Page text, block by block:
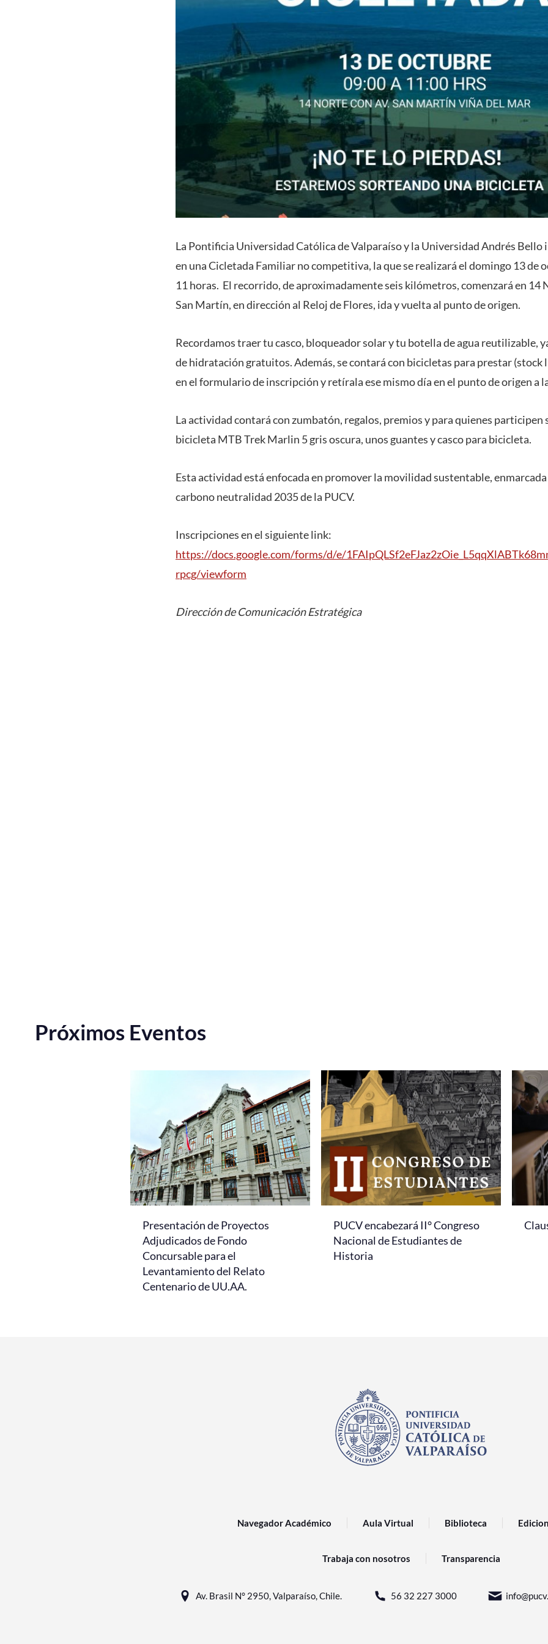
La Pontificia Universidad Católica de Valparaíso y la Universidad Andrés
en una Cicletada Familiar no competitiva, la que se realizará el domingo 13 de
11 horas. El recorrido, de aproximadamente seis kilómetros, comenzará en 14
San Martín, en dirección al Reloj de Flores, ida y vuelta al punto de origen.
Recordamos traer tu casco, bloqueador solar y tu botella de agua reutilizable,
de hidratación gratuitos. Además, se contará con bicicletas para prestar
en el formulario de inscripción y retírala ese mismo día en el punto de origen a
La actividad contará con zumbatón, regalos, premios y para quienes participen
bicicleta MTB Trek Marlin 5 gris oscura, unos guantes y casco para bicicleta.
Esta actividad está enfocada en promover la movilidad sustentable,
carbono neutralidad 2035 de la PUCV.
Inscripciones en el siguiente link:
https://docs.google.com/forms/d/e/
rpcg/viewform
Dirección de Comunicación Estratégica
Próximos Eventos
Presentación de Proyectos
Adjudicados de Fondo
Concursable para el
Levantamiento del Relato
Centenario de UU.AA.
PUCV encabezará II° Congreso
Nacional de Estudiantes de
Historia
Navegador Académico Aula Virtual Biblioteca
Trabaja con nosotros Transparencia
Av. Brasil N° 2950, Valparaíso, Chile. 56 32 227 3000